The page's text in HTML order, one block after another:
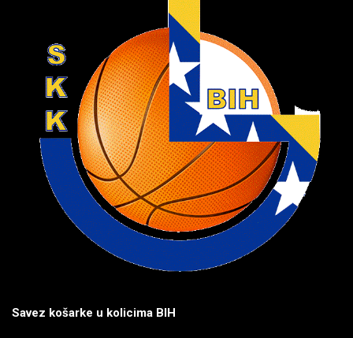
Savez košarke u kolicima BIH